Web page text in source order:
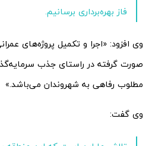
فاز بهره‌برداری برسانیم.
وی افزود: «اجرا و تکمیل پروژه‌های
صورت گرفته در راستای جذب
مطلوب رفاهی به شهروندان می‌باشد.»
وی گفت: